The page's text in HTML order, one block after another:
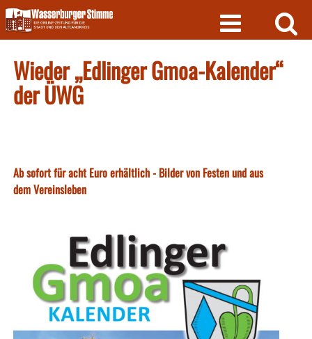
Skip
to
content
Wieder „Edlinger Gmoa-Kalender“
der ÜWG
Ab sofort für acht Euro erhältlich - Bilder von Festen und aus
dem Vereinsleben